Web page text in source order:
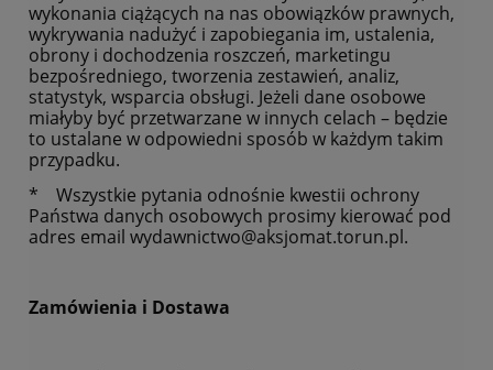
wykonania ciążących na nas obowiązków prawnych,
wykrywania nadużyć i zapobiegania im, ustalenia,
obrony i dochodzenia roszczeń, marketingu
bezpośredniego, tworzenia zestawień, analiz,
statystyk, wsparcia obsługi. Jeżeli dane osobowe
miałyby być przetwarzane w innych celach – będzie
to ustalane w odpowiedni sposób w każdym takim
przypadku.
* Wszystkie pytania odnośnie kwestii ochrony
Państwa danych osobowych prosimy kierować pod
adres email wydawnictwo@aksjomat.torun.pl.
Zamówienia i Dostawa